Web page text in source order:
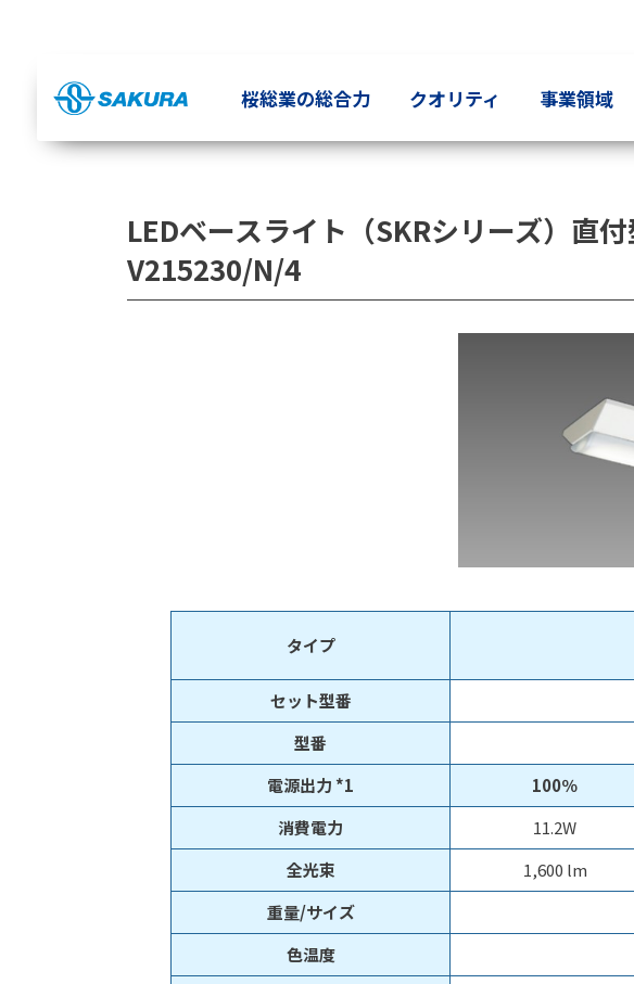
桜総業の総合力 クオリティ 事業領域
LEDベースライト（SKRシリーズ）
V215230/N/4
タイプ
セット型番
型番
電源出力 *1
100％
消費電力
11.2W
全光束
1,600 lm
重量/サイズ
色温度